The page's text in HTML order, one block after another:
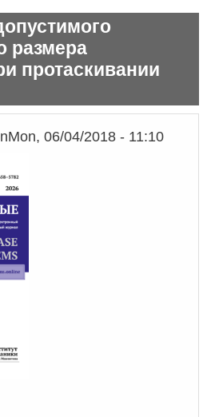
размера
протаскивании
Mon, 06/04/2018 - 11:10